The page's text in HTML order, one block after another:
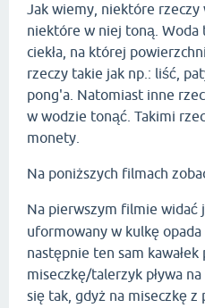
Jak wiemy, niektóre rzeczy
niektóre w niej toną. Woda
ciekła, na której
rzeczy takie jak np.: liść,
pong'a. Natomiast inne
w wodzie tonąć. Takimi
monety.
Na poniższych filmach
Na pierwszym filmie widać
uformowany w kulkę
następnie ten sam
miseczkę/talerzyk pływa
się tak, gdyż na miseczkę z